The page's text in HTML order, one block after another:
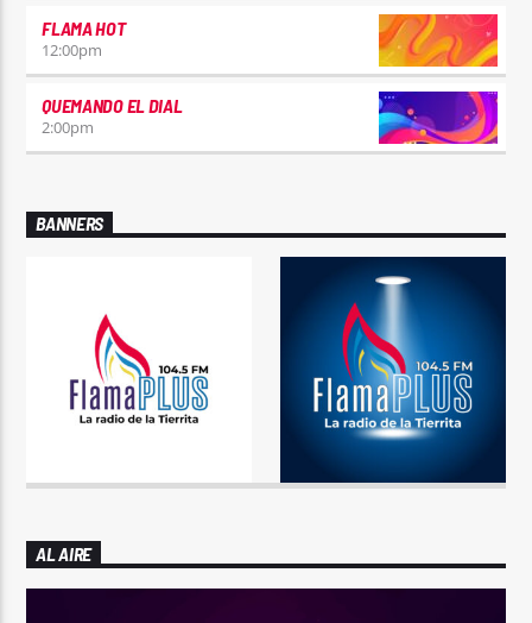
FLAMA HOT
12:00pm
QUEMANDO EL DIAL
2:00pm
BANNERS
AL AIRE